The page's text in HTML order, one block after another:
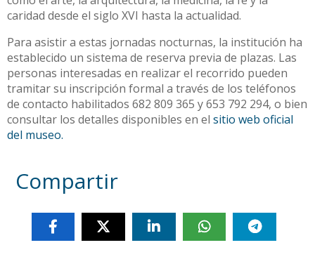
caridad desde el siglo XVI hasta la actualidad.
Para asistir a estas jornadas nocturnas, la institución ha
establecido un sistema de reserva previa de plazas. Las
personas interesadas en realizar el recorrido pueden
tramitar su inscripción formal a través de los teléfonos
de contacto habilitados 682 809 365 y 653 792 294, o bien
consultar los detalles disponibles en el sitio web oficial
del museo.
Compartir